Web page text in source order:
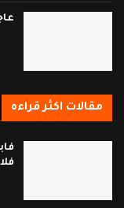
مقالات اكثر قراءه